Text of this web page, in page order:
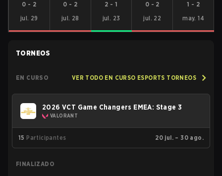
0 - 2
jul. 29
0 - 2
jul. 28
2 -1
jul. 23
0 - 2
jul. 22
1 - 2
may. 14
TORNEOS
EN CURSO VER TODO EN CURSO ESPORTS TORNEOS
2026 VCT Game Changers EMEA: Stage 3
VALORANT
15 Participantes 20 jul. – 30 ago.
FINALIZADO